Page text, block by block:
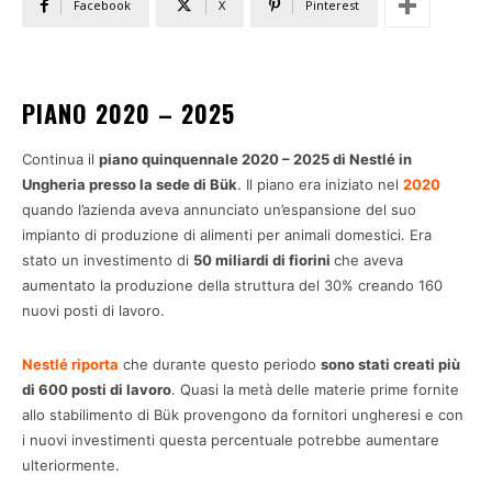
Facebook X Pinterest
PIANO 2020 – 2025
Continua il piano quinquennale 2020 – 2025 di Nestlé in
Ungheria presso la sede di Bük. Il piano era iniziato nel 2020
quando l’azienda aveva annunciato un’espansione del suo
impianto di produzione di alimenti per animali domestici. Era
stato un investimento di 50 miliardi di fiorini che aveva
aumentato la produzione della struttura del 30% creando 160
nuovi posti di lavoro.
Nestlé riporta che durante questo periodo sono stati creati più
di 600 posti di lavoro. Quasi la metà delle materie prime fornite
allo stabilimento di Bük provengono da fornitori ungheresi e con
i nuovi investimenti questa percentuale potrebbe aumentare
ulteriormente.